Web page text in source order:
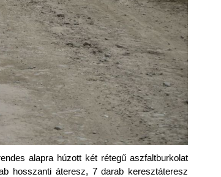
alapra húzott két rétegű aszfaltburkolat
hosszanti áteresz, 7 darab keresztáteresz